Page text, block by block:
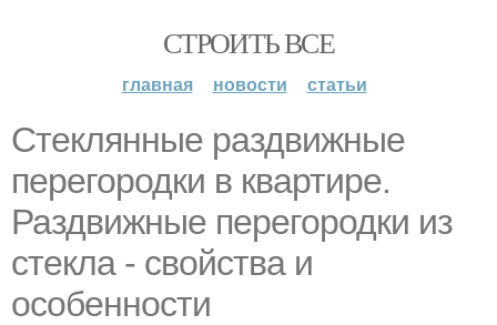
СТРОИТЬ ВСЕ
главная новости статьи
Стеклянные раздвижные
перегородки в квартире.
Раздвижные перегородки из
стекла - свойства и
особенности